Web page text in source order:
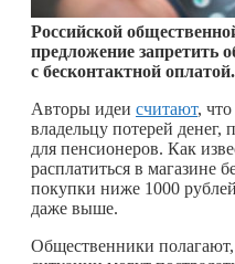
Российской
предложение запретить
с бесконтактной оплатой.
Авторы идеи считают, что
владельцу потерей денег,
для пенсионеров. Как
расплатиться в магазине
покупки ниже 1000
даже выше.
Общественники полагают,